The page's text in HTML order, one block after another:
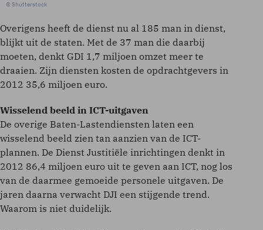
© Shutterstock
Overigens heeft de dienst nu al 185 man in dienst,
blijkt uit de staten. Met de 37 man die daarbij
moeten, denkt GDI 1,7 miljoen omzet meer te
draaien. Zijn diensten kosten de opdrachtgevers in
2012 35,6 miljoen euro.
Wisselend beeld in ICT-uitgaven
De overige Baten-Lastendiensten laten een
wisselend beeld zien tan aanzien van de ICT-
plannen. De Dienst Justitiële inrichtingen denkt in
2012 86,4 miljoen euro uit te geven aan ICT, nog los
van de daarmee gemoeide personele uitgaven. De
jaren daarna verwacht DJI een stijgende trend.
Waarom is niet duidelijk.